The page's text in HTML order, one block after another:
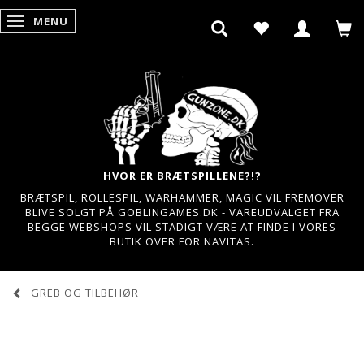
SKIFTE NAVIGATION
MENU
HVOR ER BRÆTSPILLENE?!?
BRÆTSPIL, ROLLESPIL, WARHAMMER, MAGIC VIL FREMOVER
BLIVE SOLGT PÅ GOBLINGAMES.DK - VAREUDVALGET FRA
BEGGE WEBSHOPS VIL STADIGT VÆRE AT FINDE I VORES
BUTIK OVER FOR NAVITAS.
GREB OG TILBEHØR